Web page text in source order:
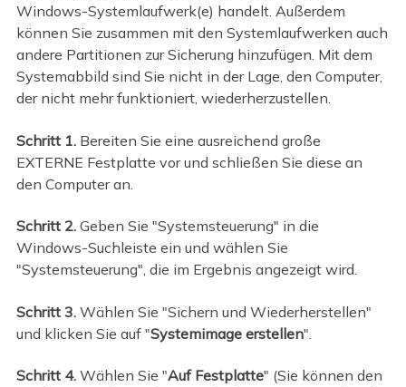
Windows-Systemlaufwerk(e) handelt. Außerdem
können Sie zusammen mit den Systemlaufwerken auch
andere Partitionen zur Sicherung hinzufügen. Mit dem
Systemabbild sind Sie nicht in der Lage, den Computer,
der nicht mehr funktioniert, wiederherzustellen.
Schritt 1.Bereiten Sie eine ausreichend große
EXTERNE Festplatte vor und schließen Sie diese an
den Computer an.
Schritt 2.Geben Sie "Systemsteuerung" in die
Windows-Suchleiste ein und wählen Sie
"Systemsteuerung", die im Ergebnis angezeigt wird.
Schritt 3.Wählen Sie "Sichern und Wiederherstellen"
und klicken Sie auf "Systemimage erstellen".
Schritt 4.Wählen Sie "Auf Festplatte" (Sie können den